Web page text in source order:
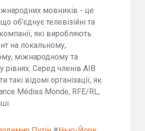
мовників - це
що об'єднує телевізійні та
які виробляють
на локальному,
міжнародному та
рівнях. Серед членів AIB
такі відомі організації, як
Médias Monde, RFE/RL,